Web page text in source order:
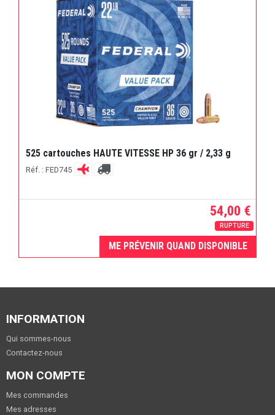
525 cartouches HAUTE VITESSE HP 36 gr / 2,33 g
Réf. : FED745
54,00 €
RUPTURE
ME PRÉVENIR QUAND DISPONIBLE
INFORMATION
Qui sommes-nous
Contactez-nous
MON COMPTE
Mes commandes
Mes adresses